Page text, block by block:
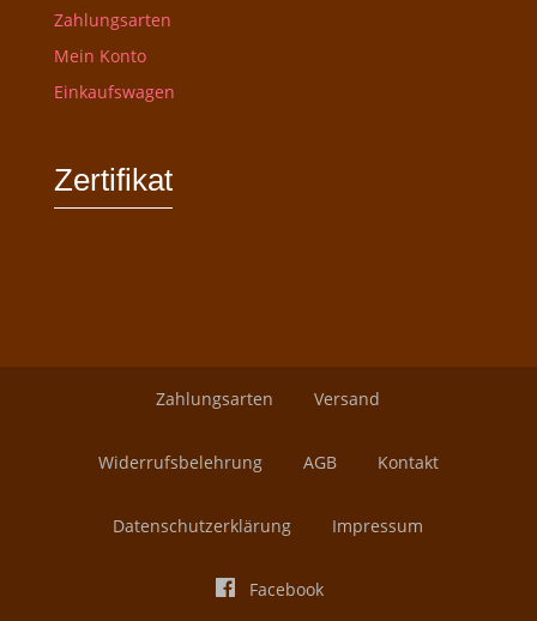
Zahlungsarten
Mein Konto
Einkaufswagen
Zertifikat
Zahlungsarten Versand
Widerrufsbelehrung AGB Kontakt
Datenschutzerklärung Impressum
Facebook